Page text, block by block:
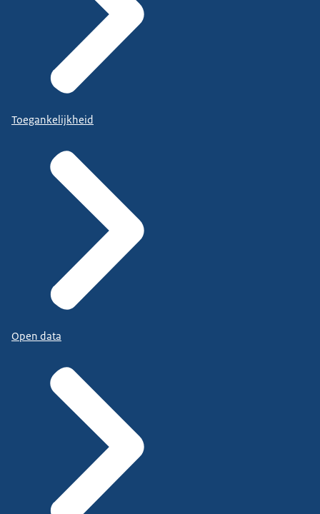
Toegankelijkheid
Open data